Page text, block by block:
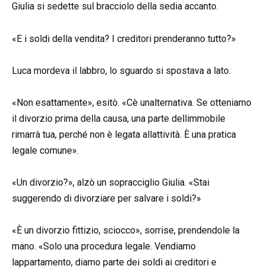
Giulia si sedette sul bracciolo della sedia accanto.
«E i soldi della vendita? I creditori prenderanno tutto?»
Luca mordeva il labbro, lo sguardo si spostava a lato.
«Non esattamente», esitò. «Cè unalternativa. Se otteniamo
il divorzio prima della causa, una parte dellimmobile
rimarrà tua, perché non è legata allattività. È una pratica
legale comune».
«Un divorzio?», alzò un sopracciglio Giulia. «Stai
suggerendo di divorziare per salvare i soldi?»
«È un divorzio fittizio, sciocco», sorrise, prendendole la
mano. «Solo una procedura legale. Vendiamo
lappartamento, diamo parte dei soldi ai creditori e